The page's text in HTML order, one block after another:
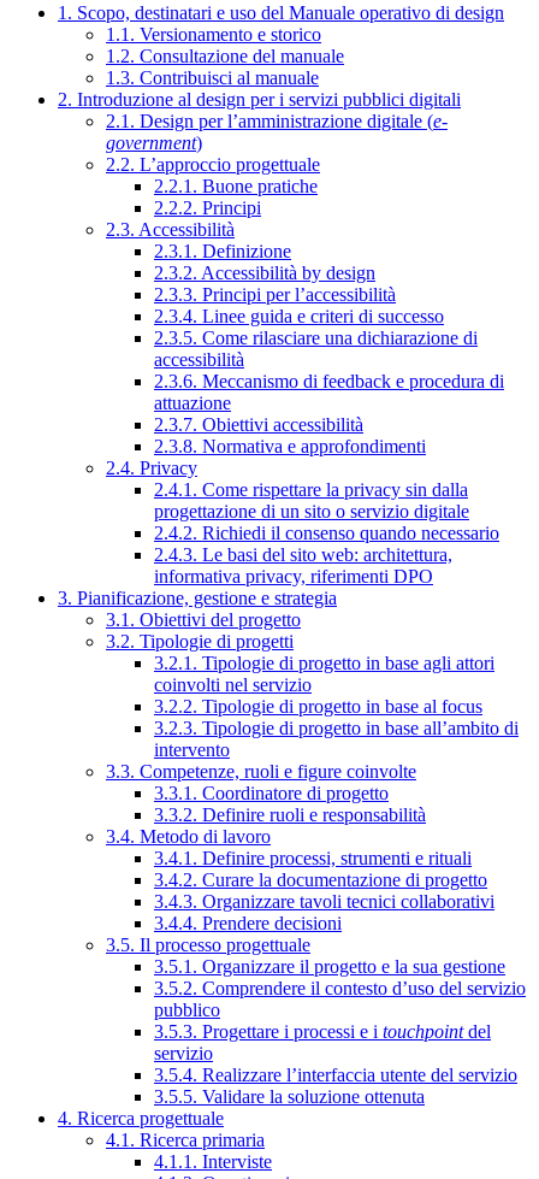
1. Scopo, destinatari e uso del Manuale operativo di design
1.1. Versionamento e storico
1.2. Consultazione del manuale
1.3. Contribuisci al manuale
2. Introduzione al design per i servizi pubblici digitali
2.1. Design per l’amministrazione digitale (e-
government)
2.2. L’approccio progettuale
2.2.1. Buone pratiche
2.2.2. Principi
2.3. Accessibilità
2.3.1. Definizione
2.3.2. Accessibilità by design
2.3.3. Principi per l’accessibilità
2.3.4. Linee guida e criteri di successo
2.3.5. Come rilasciare una dichiarazione di
accessibilità
2.3.6. Meccanismo di feedback e procedura di
attuazione
2.3.7. Obiettivi accessibilità
2.3.8. Normativa e approfondimenti
2.4. Privacy
2.4.1. Come rispettare la privacy sin dalla
progettazione di un sito o servizio digitale
2.4.2. Richiedi il consenso quando necessario
2.4.3. Le basi del sito web: architettura,
informativa privacy, riferimenti DPO
3. Pianificazione, gestione e strategia
3.1. Obiettivi del progetto
3.2. Tipologie di progetti
3.2.1. Tipologie di progetto in base agli attori
coinvolti nel servizio
3.2.2. Tipologie di progetto in base al focus
3.2.3. Tipologie di progetto in base all’ambito di
intervento
3.3. Competenze, ruoli e figure coinvolte
3.3.1. Coordinatore di progetto
3.3.2. Definire ruoli e responsabilità
3.4. Metodo di lavoro
3.4.1. Definire processi, strumenti e rituali
3.4.2. Curare la documentazione di progetto
3.4.3. Organizzare tavoli tecnici collaborativi
3.4.4. Prendere decisioni
3.5. Il processo progettuale
3.5.1. Organizzare il progetto e la sua gestione
3.5.2. Comprendere il contesto d’uso del servizio
pubblico
3.5.3. Progettare i processi e i touchpointdel
servizio
3.5.4. Realizzare l’interfaccia utente del servizio
3.5.5. Validare la soluzione ottenuta
4. Ricerca progettuale
4.1. Ricerca primaria
4.1.1. Interviste